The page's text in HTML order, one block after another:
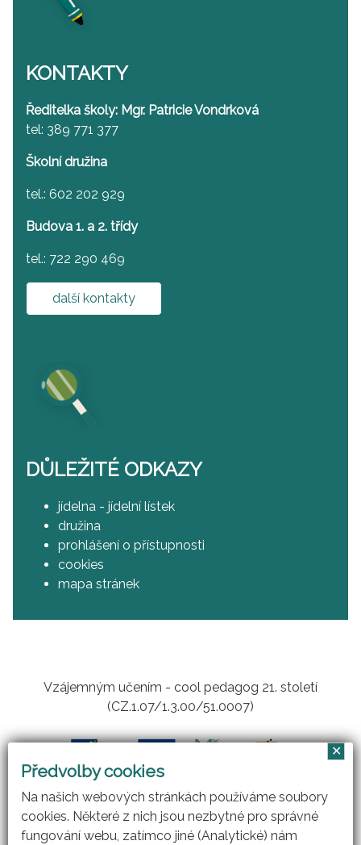
KONTAKTY
Ředitelka školy: Mgr. Patricie Vondrková
tel: 389 771 377
Školní družina
tel.: 602 202 929
Budova 1. a 2. třídy
tel.: 722 290 469
další kontakty
DŮLEŽITÉ ODKAZY
jídelna - jídelní lístek
družina
prohlášení o přístupnosti
cookies
mapa stránek
Vzájemným učením - cool pedagog 21. století
(CZ.1.07/1.3.00/51.0007)
Předvolby cookies
Na našich webových stránkách používáme soubory
cookies. Některé z nich jsou nezbytné pro správné
fungování webu, zatímco jiné (Analytické) nám
✕